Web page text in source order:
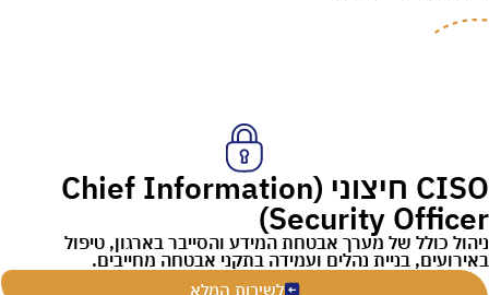
CISO חיצוני (Chief Information
Security Officer)
ניהול כולל של מערך אבטחת המידע והסייבר בארגון, טיפול
באירועים, בניית נהלים ועמידה בתקני אבטחה מחייבים.
לשירות המלא